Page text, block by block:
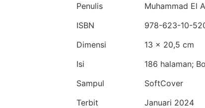
Penulis
Muhammad El
ISBN
978-623-10-
Dimensi
13 x 20,5 cm
Isi
186 halaman;
Sampul
SoftCover
Terbit
Januari 2024